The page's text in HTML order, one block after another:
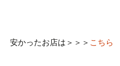
安かったお店は＞＞＞ こちら